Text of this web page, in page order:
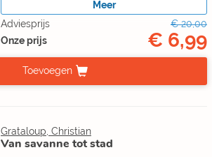
Meer
Adviesprijs
€ 20,00
Onze prijs
€ 6,99
Toevoegen
Grataloup, Christian
Van savanne tot stad